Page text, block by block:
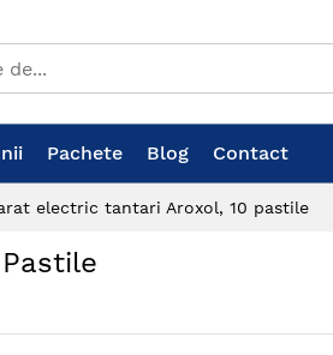
Pachete Blog Contact
electric tantari Aroxol, 10 pastile